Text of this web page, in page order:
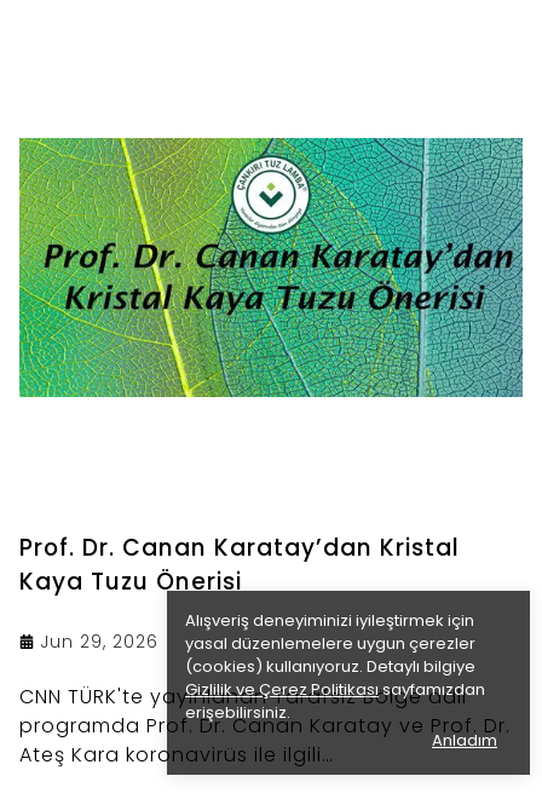
Alışveriş deneyiminizi iyileştirmek için
yasal düzenlemelere uygun çerezler
(cookies) kullanıyoruz. Detaylı bilgiye
Gizlilik ve Çerez Politikasısayfamızdan
erişebilirsiniz.
Anladım
Prof. Dr. Canan Karatay’dan Kristal
Kaya Tuzu Önerisi
Jun 29, 2026
CNN TÜRK'te yayınlanan Tarafsız Bölge adlı
programda Prof. Dr. Canan Karatay ve Prof. Dr.
Ateş Kara koronavirüs ile ilgili
değerlendirmelerini ve tavsiyelerini dile getirdi.